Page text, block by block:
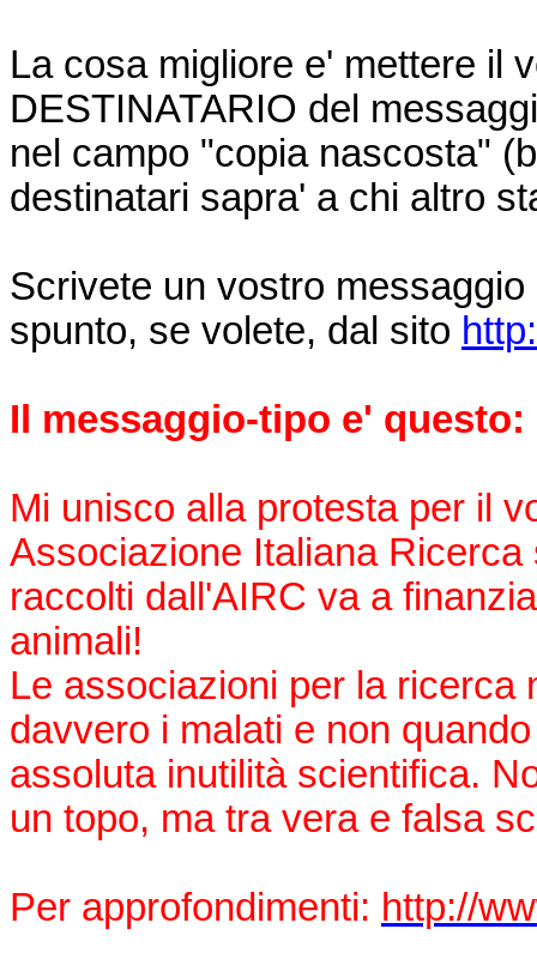
La cosa migliore e' mettere il
DESTINATARIO del
nel campo "copia nascosta"
destinatari sapra' a chi altro
Scrivete un vostro
spunto, se volete, dal sito
Il messaggio-tipo e' questo:
Mi unisco alla protesta per il
Associazione Italiana
raccolti dall'AIRC va a
animali!
Le associazioni per la ricerca
davvero i malati e non
assoluta inutilità scientifica.
un topo, ma tra vera e falsa
Per approfondimenti: http://